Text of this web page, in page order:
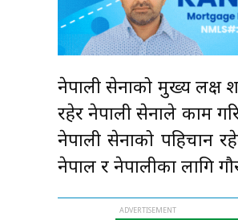
नेपाली सेनाको मुख्य लक्ष
रहेर नेपाली सेनाले काम
नेपाली सेनाको पहिचान
नेपाल र नेपालीका लागि